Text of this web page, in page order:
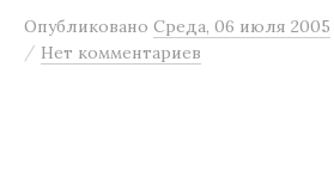
Опубликовано Среда, 06 июля 2005
/ Нет комментариев